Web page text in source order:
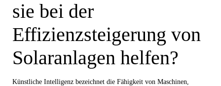
sie bei der
Effizienzsteigerung von
Solaranlagen helfen?
Künstliche Intelligenz bezeichnet die Fähigkeit von Maschinen,